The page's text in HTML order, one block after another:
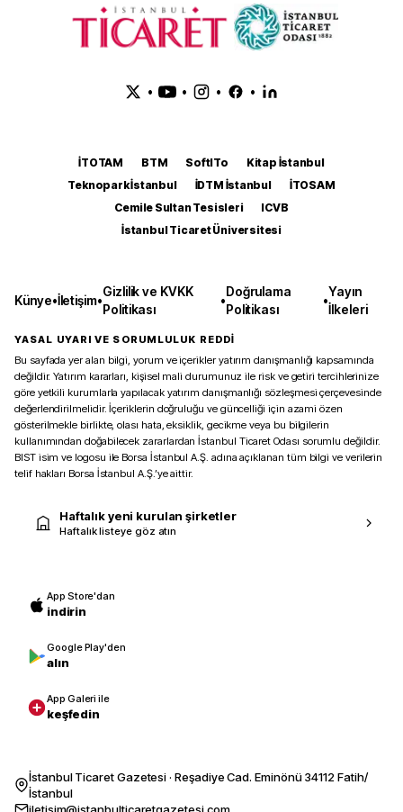
• • • •
İTOTAM BTM SoftITo
Kitap İstanbul
Teknopark İstanbul
İDTM İstanbul
İTOSAM
Cemile Sultan Tesisleri
ICVB
İstanbul Ticaret Üniversitesi
Künye•İletişim•
Gizlilik ve KVKK
Politikası
•
Doğrulama
Politikası
•
Yayın
İlkeleri
YASAL UYARI VE SORUMLULUK REDDİ
Bu sayfada yer alan bilgi, yorum ve içerikler yatırım danışmanlığı kapsamında
değildir. Yatırım kararları, kişisel mali durumunuz ile risk ve getiri tercihlerinize
göre yetkili kurumlarla yapılacak yatırım danışmanlığı sözleşmesi çerçevesinde
değerlendirilmelidir. İçeriklerin doğruluğu ve güncelliği için azami özen
gösterilmekle birlikte, olası hata, eksiklik, gecikme veya bu bilgilerin
kullanımından doğabilecek zararlardan İstanbul Ticaret Odası sorumlu değildir.
BIST isim ve logosu ile Borsa İstanbul A.Ş. adına açıklanan tüm bilgi ve verilerin
telif hakları Borsa İstanbul A.Ş.’ye aittir.
Haftalık yeni kurulan şirketler
Haftalık listeye göz atın
App Store'dan
indirin
Google Play'den
alın
App Galeri ile
keşfedin
İstanbul Ticaret Gazetesi · Reşadiye Cad. Eminönü 34112 Fatih/
İstanbul